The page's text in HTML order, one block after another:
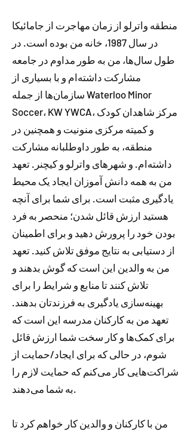
منطقه واترلو از زمان مهاجرت از جامائیکا
در سال 1987، خانه من بوده است. در
طول سال‌ها، من به طور مداوم در جامعه
مشارکت داشته‌ام و با بسیاری از
سازمان‌ها از جمله Waterloo Minor
Soccer، KW YWCA، مرکز شاهدان کودک
و کمیته مرکزی منونیت و همچنین در
منطقه، به طور داوطلبانه مشارکت
داشته‌ام. و شهرهای واترلو و کیچنر. تعهد
من به همه دانش آموزان ایجاد یک محیط
یادگیری مثبت است. برای شما برای آنچه
هستید ارزش قائل شدن؛ منحصر به فرد
بودن خود را پرورش دهید و برای اطمینان
از دستیابی به نتایج موفق تلاش کنید. تعهد
من به والدین این است که گوش بدهند و
تلاش کنند تا منابع و شرایط را برای
بهینه‌سازی یادگیری به فرزندتان بدهند.
تعهد من به کارکنان مدرسه این است که
برای کمک‌ها و کار سخت شما ارزش قائل
شوم، در حالی که برای ایجاد/حمایت از
شراکت‌هایی کار می‌کنم که حمایت لازم را
به شما می‌دهند.
من با کارکنان و والدین کار خواهم کرد تا